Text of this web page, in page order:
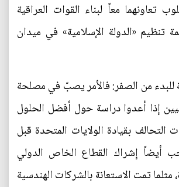
تعاونهما معاً لبناء القوات العراقية
تنظيم «الدولة الإسلامية» في ميدان
من الصفر: فالأمر يصبّ في مصلحة
إذا أعدوا دراسة حول أفضل الحلول
التحالف بقيادة الولايات المتحدة قبل
ويجب أيضاً إشراك القطاع الخاص الدولي
تمت الاستعانة بالشركات الهندسية